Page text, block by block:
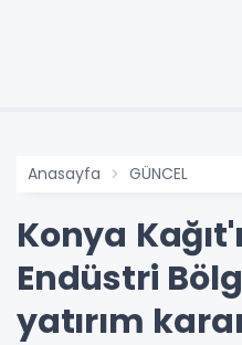
Anasayfa GÜNCEL
Konya
Endüstri
yatırım